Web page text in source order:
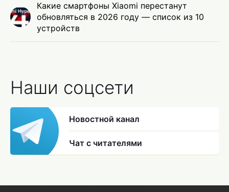
Какие смартфоны Xiaomi перестанут
обновляться в 2026 году — список из 10
устройств
Наши соцсети
Новостной канал
Чат с читателями